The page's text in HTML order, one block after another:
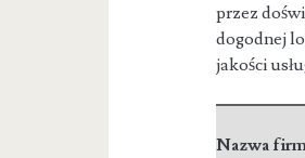
przez
dogodnej
jakości
Nazwa